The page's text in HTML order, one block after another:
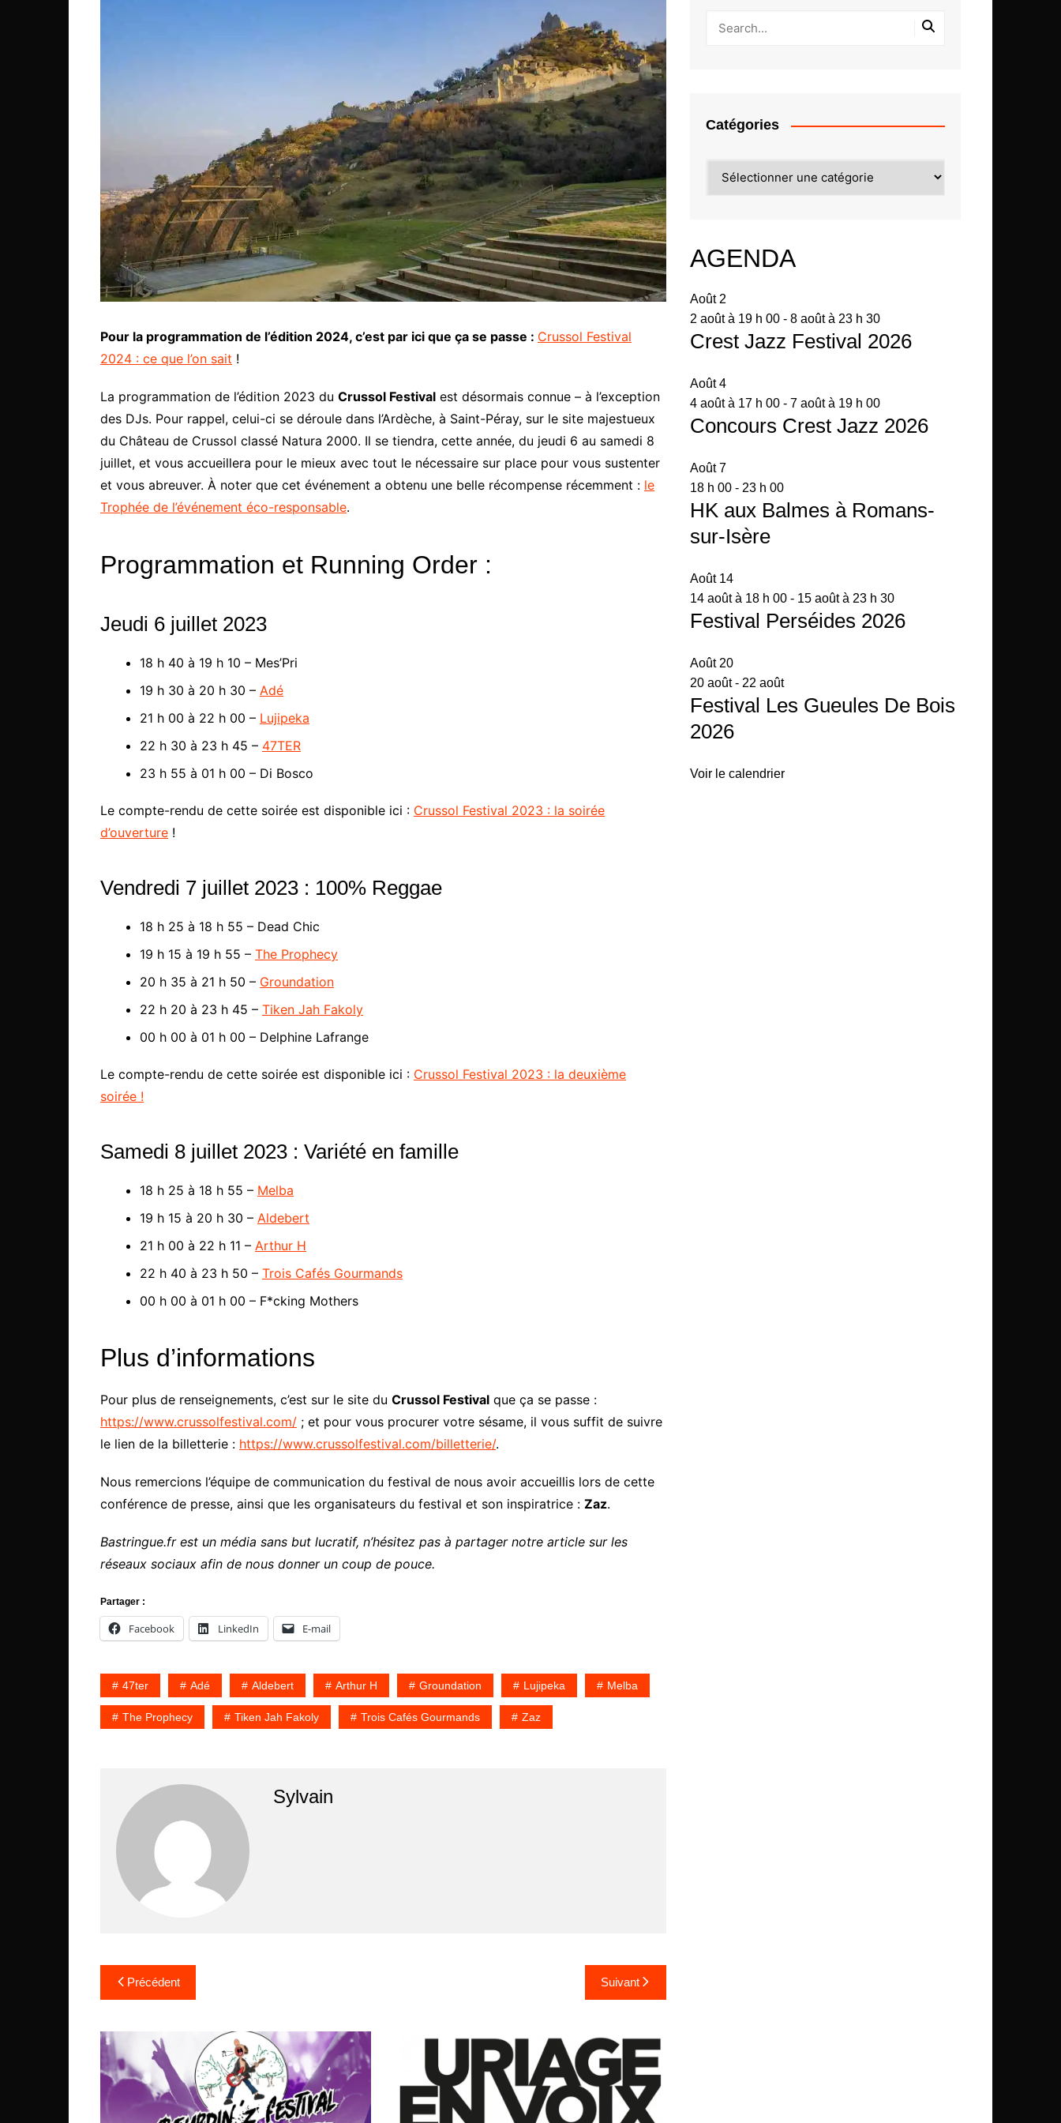
Pour la programmation de l’édition 2024, c’est par ici que ça se passe : Crussol Festival
2024 : ce que l’on sait !
La programmation de l’édition 2023 du Crussol Festival est désormais connue – à l’exception
des DJs. Pour rappel, celui-ci se déroule dans l’Ardèche, à Saint-Péray, sur le site majestueux
du Château de Crussol classé Natura 2000. Il se tiendra, cette année, du jeudi 6 au samedi 8
juillet, et vous accueillera pour le mieux avec tout le nécessaire sur place pour vous sustenter
et vous abreuver. À noter que cet événement a obtenu une belle récompense récemment : le
Trophée de l’événement éco-responsable.
Programmation et Running Order :
Jeudi 6 juillet 2023
18 h 40 à 19 h 10 – Mes’Pri
19 h 30 à 20 h 30 – Adé
21 h 00 à 22 h 00 – Lujipeka
22 h 30 à 23 h 45 – 47TER
23 h 55 à 01 h 00 – Di Bosco
Le compte-rendu de cette soirée est disponible ici : Crussol Festival 2023 : la soirée
d’ouverture !
Vendredi 7 juillet 2023 : 100% Reggae
18 h 25 à 18 h 55 – Dead Chic
19 h 15 à 19 h 55 – The Prophecy
20 h 35 à 21 h 50 – Groundation
22 h 20 à 23 h 45 – Tiken Jah Fakoly
00 h 00 à 01 h 00 – Delphine Lafrange
Le compte-rendu de cette soirée est disponible ici : Crussol Festival 2023 : la deuxième
soirée !
Samedi 8 juillet 2023 : Variété en famille
18 h 25 à 18 h 55 – Melba
19 h 15 à 20 h 30 – Aldebert
21 h 00 à 22 h 11 – Arthur H
22 h 40 à 23 h 50 – Trois Cafés Gourmands
00 h 00 à 01 h 00 – F*cking Mothers
Plus d’informations
Pour plus de renseignements, c’est sur le site du Crussol Festival que ça se passe :
https://www.crussolfestival.com/ ; et pour vous procurer votre sésame, il vous suffit de suivre
le lien de la billetterie : https://www.crussolfestival.com/billetterie/.
Nous remercions l’équipe de communication du festival de nous avoir accueillis lors de cette
conférence de presse, ainsi que les organisateurs du festival et son inspiratrice : Zaz.
Bastringue.fr est un média sans but lucratif, n’hésitez pas à partager notre article sur les
réseaux sociaux afin de nous donner un coup de pouce.
Partager :
Facebook LinkedIn E-mail
47ter Adé Aldebert Arthur H Groundation Lujipeka Melba
The Prophecy Tiken Jah Fakoly Trois Cafés Gourmands Zaz
Sylvain
Navigation
de
l’article
Précédent Suivant
Catégories
AGENDA
Août 2
2 août à 19 h 00- 8 août à 23 h 30
Crest Jazz Festival 2026
Août4
4 août à 17 h 00- 7 août à 19 h 00
Concours Crest Jazz 2026
Août7
18 h 00- 23 h 00
HK aux Balmes à Romans-
sur-Isère
Août 14
14 août à 18 h 00- 15 août à 23 h 30
Festival Perséides 2026
Août 20
20 août- 22 août
Festival Les Gueules De Bois
2026
Voir le calendrier